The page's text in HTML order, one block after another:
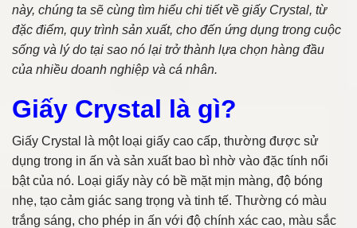
này, chúng ta sẽ cùng tìm hiểu chi tiết về giấy Crystal, từ
đặc điểm, quy trình sản xuất, cho đến ứng dụng trong cuộc
sống và lý do tại sao nó lại trở thành lựa chọn hàng đầu
của nhiều doanh nghiệp và cá nhân.
Giấy Crystal là gì?
Giấy Crystal là một loại giấy cao cấp, thường được sử
dụng trong in ấn và sản xuất bao bì nhờ vào đặc tính nổi
bật của nó. Loại giấy này có bề mặt mịn màng, độ bóng
nhẹ, tạo cảm giác sang trọng và tinh tế. Thường có màu
trắng sáng, cho phép in ấn với độ chính xác cao, màu sắc